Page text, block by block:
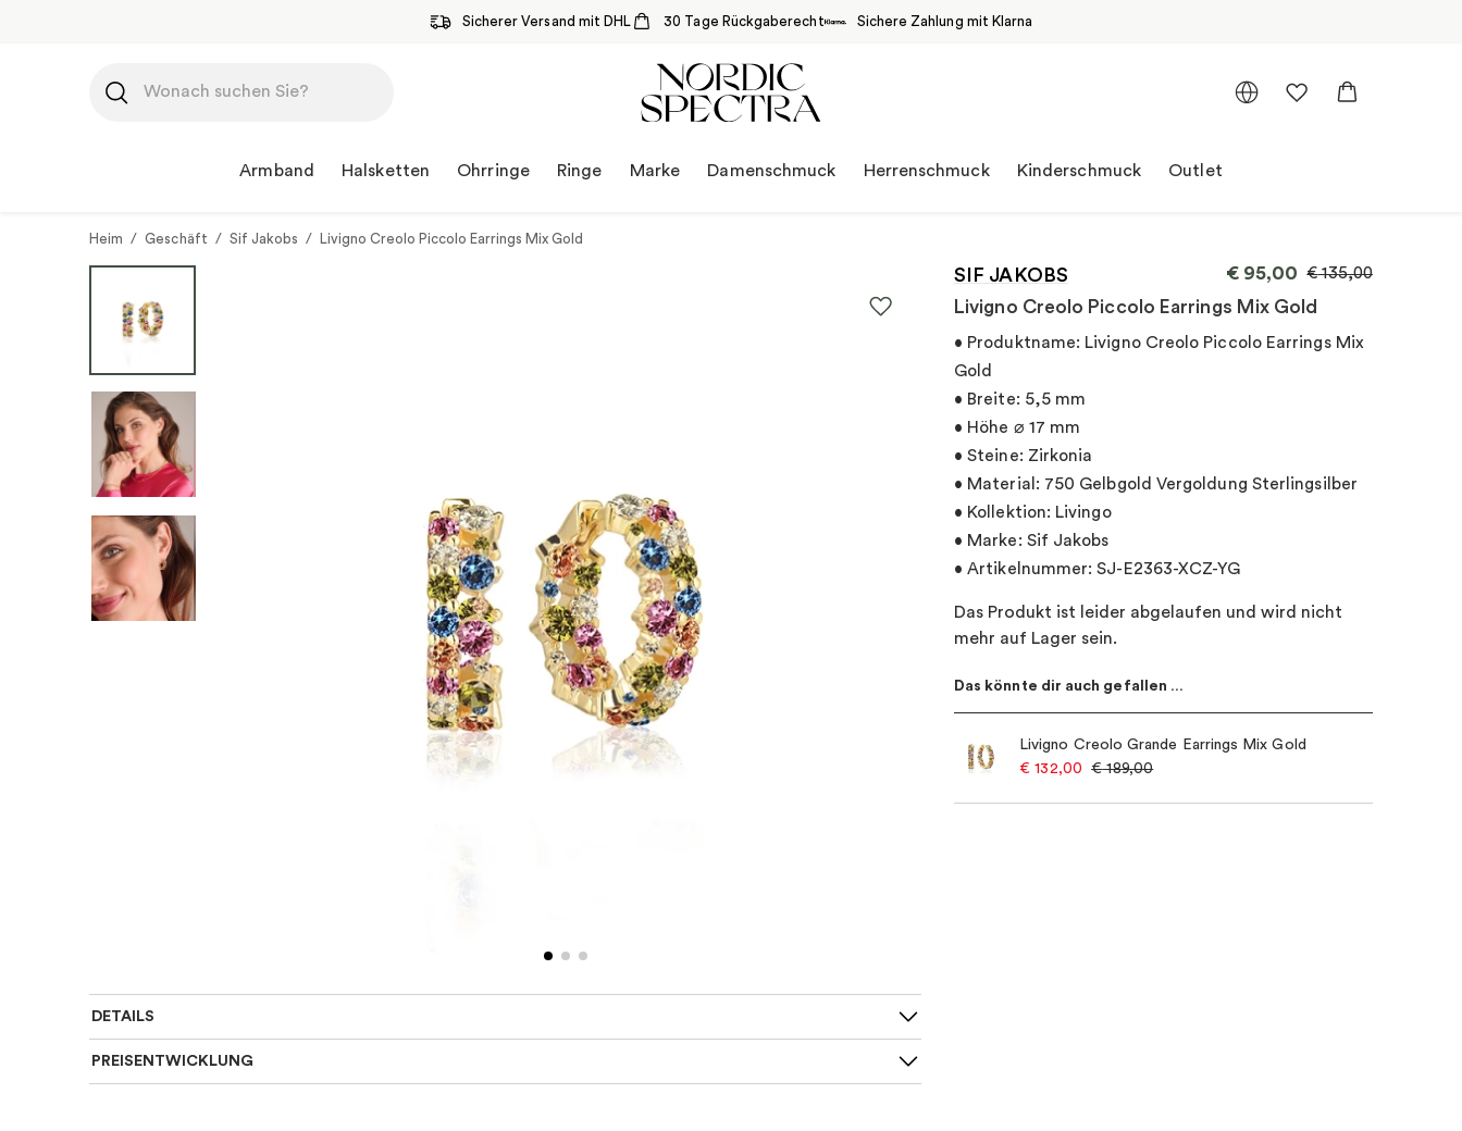
Sicherer Versand mit DHL 30 Tage Rückgaberecht Sichere Zahlung mit Klarna
Inhalt
springen
Armband Halsketten Ohrringe Ringe Marke Damenschmuck Herrenschmuck Kinderschmuck Outlet
Heim / Geschäft / Sif Jakobs / Livigno Creolo Piccolo Earrings Mix Gold
SIF JAKOBS
Livigno Creolo Piccolo Earrings Mix Gold
€95,00 €135,00
• Produktname: Livigno Creolo Piccolo Earrings Mix
Gold
• Breite: 5,5 mm
• Höhe ⌀ 17 mm
• Steine: Zirkonia
• Material: 750 Gelbgold Vergoldung Sterlingsilber
• Kollektion: Livingo
• Marke: Sif Jakobs
• Artikelnummer: SJ-E2363-XCZ-YG
Das Produkt ist leider abgelaufen und wird nicht
mehr auf Lager sein.
Das könnte dir auch gefallen …
Livigno Creolo Grande Earrings Mix Gold
€ 132,00 €189,00
DETAILS
Art des Ohrrings
PREISENTWICKLUNG